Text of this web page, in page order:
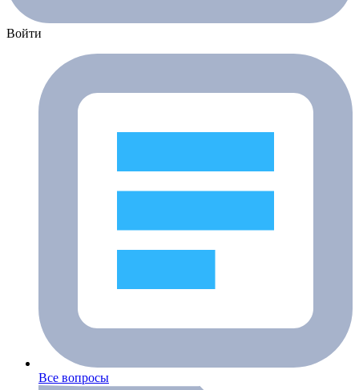
Войти
Все вопросы